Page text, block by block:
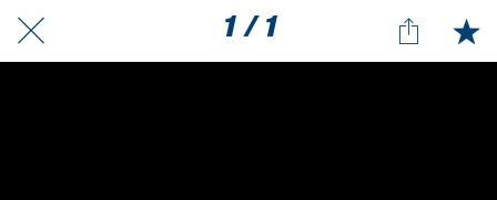
1 / 1